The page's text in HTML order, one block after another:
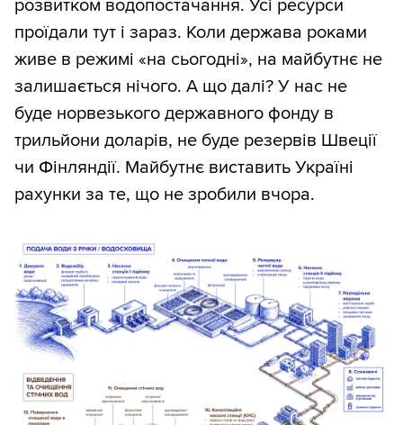
розвитком водопостачання. Усі ресурси
проїдали тут і зараз. Коли держава роками
живе в режимі «на сьогодні», на майбутнє не
залишається нічого. А що далі? У нас не
буде норвезького державного фонду в
трильйони доларів, не буде резервів Швеції
чи Фінляндії. Майбутнє виставить Україні
рахунки за те, що не зробили вчора.